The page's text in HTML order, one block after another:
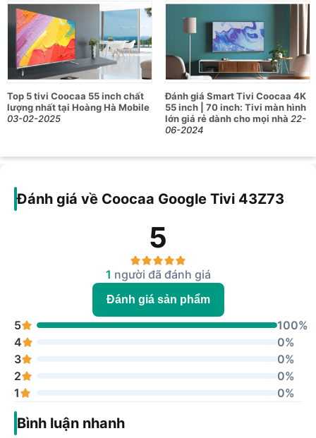
Top 5 tivi Coocaa 55 inch chất
lượng nhất tại Hoàng Hà Mobile
03-02-2025
Đánh giá Smart Tivi Coocaa 4K
55 inch | 70 inch: Tivi màn hình
lớn giá rẻ dành cho mọi nhà 22-
06-2024
Đánh giá về Coocaa Google Tivi 43Z73
5
1 người đã đánh giá
Đánh giá sản phẩm
5
100%
4
0%
3
0%
2
0%
1
0%
Bình luận nhanh